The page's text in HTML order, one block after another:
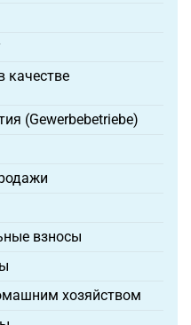
качестве
(Gewerbebetriebe)
взносы
хозяйством